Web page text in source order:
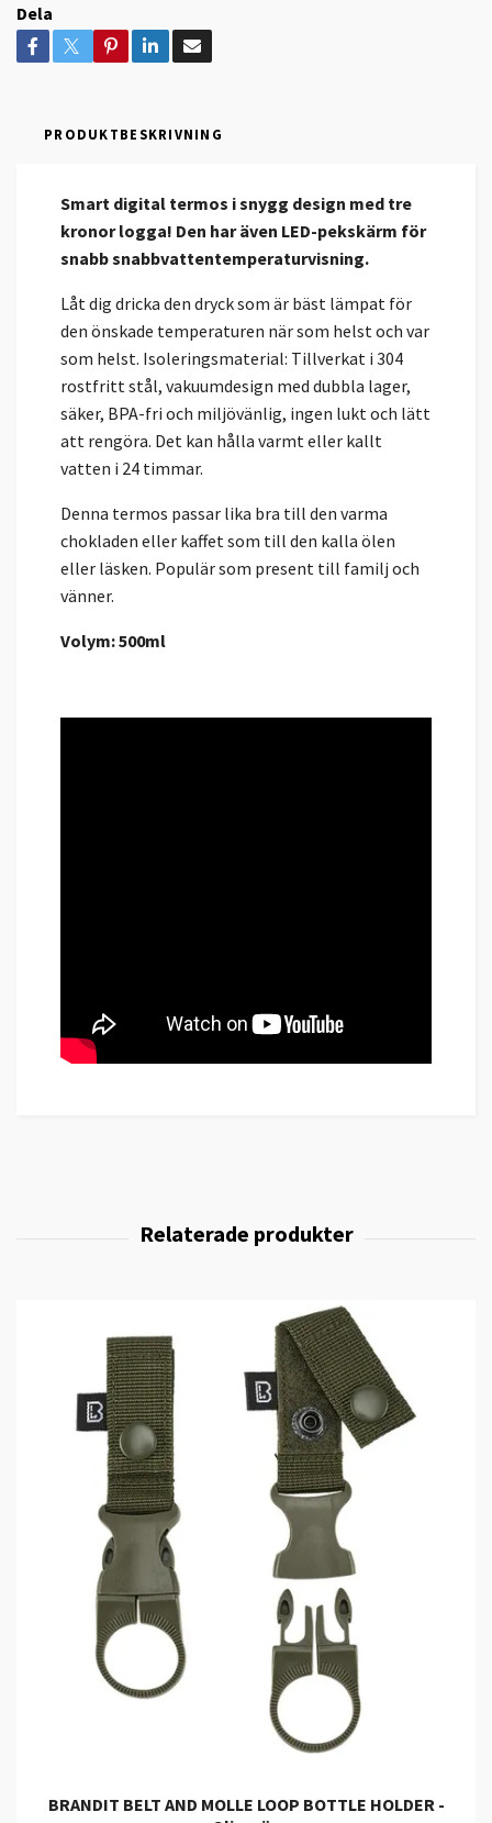
Dela
PRODUKTBESKRIVNING
Smart digital termos i snygg design med tre
kronor logga! Den har även LED-pekskärm för
snabb snabbvattentemperaturvisning.
Låt dig dricka den dryck som är bäst lämpat för
den önskade temperaturen när som helst och var
som helst. Isoleringsmaterial: Tillverkat i 304
rostfritt stål, vakuumdesign med dubbla lager,
säker, BPA-fri och miljövänlig, ingen lukt och lätt
att rengöra. Det kan hålla varmt eller kallt
vatten i 24 timmar.
Denna termos passar lika bra till den varma
chokladen eller kaffet som till den kalla ölen
eller läsken. Populär som present till familj och
vänner.
Volym: 500ml
BRANDIT BELT AND MOLLE LOOP BOTTLE HOLDER -